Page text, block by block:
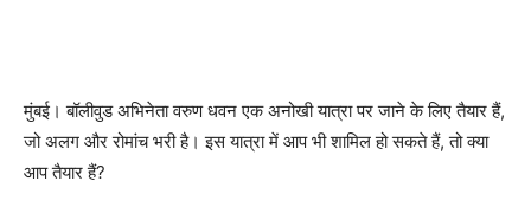
मुंबई। बॉलीवुड अभिनेता वरुण धवन एक अनोखी यात्रा पर जाने के लिए तैयार हैं,
जो अलग और रोमांच भरी है। इस यात्रा में आप भी शामिल हो सकते हैं, तो क्‍या
आप तैयार हैं?